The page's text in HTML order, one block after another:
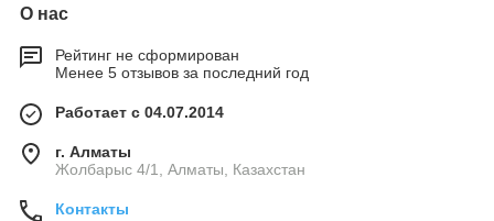
О нас
Рейтинг не сформирован
Менее 5 отзывов за последний год
Работает с 04.07.2014
г. Алматы
Жолбарыс 4/1, Алматы, Казахстан
Контакты